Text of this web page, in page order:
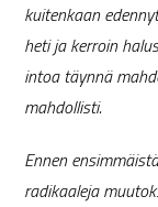
kuitenkaan
heti ja kerroin
intoa täynnä
mahdollisti.
Ennen
radikaaleja